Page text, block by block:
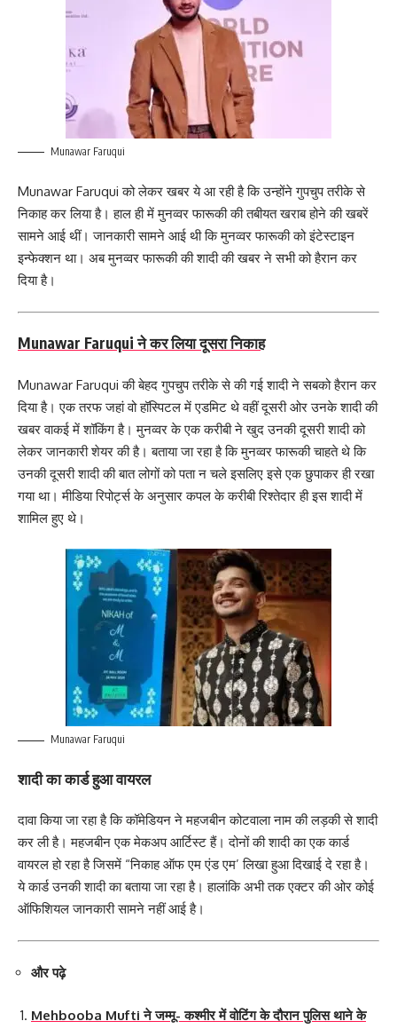
Munawar Faruqui
Munawar Faruqui को लेकर खबर ये आ रही है कि उन्होंने गुपचुप तरीके से
निकाह कर लिया है। हाल ही में मुनव्वर फारूकी की तबीयत खराब होने की खबरें
सामने आई थीं। जानकारी सामने आई थी कि मुनव्वर फारूकी को इंटेस्टाइन
इन्फेक्शन था। अब मुनव्वर फारूकी की शादी की खबर ने सभी को हैरान कर
दिया है।
Munawar Faruqui ने कर लिया दूसरा निकाह
Munawar Faruqui की बेहद गुपचुप तरीके से की गई शादी ने सबको हैरान कर
दिया है। एक तरफ जहां वो हॉस्पिटल में एडमिट थे वहीं दूसरी ओर उनके शादी की
खबर वाकई में शॉकिंग है। मुनव्वर के एक करीबी ने खुद उनकी दूसरी शादी को
लेकर जानकारी शेयर की है। बताया जा रहा है कि मुनव्वर फारूकी चाहते थे कि
उनकी दूसरी शादी की बात लोगों को पता न चले इसलिए इसे एक छुपाकर ही रखा
गया था। मीडिया रिपोर्ट्स के अनुसार कपल के करीबी रिश्तेदार ही इस शादी में
शामिल हुए थे।
Munawar Faruqui
शादी का कार्ड हुआ वायरल
दावा किया जा रहा है कि कॉमेडियन ने महजबीन कोटवाला नाम की लड़की से शादी
कर ली है। महजबीन एक मेकअप आर्टिस्ट हैं। दोनों की शादी का एक कार्ड
वायरल हो रहा है जिसमें “निकाह ऑफ एम एंड एम’ लिखा हुआ दिखाई दे रहा है।
ये कार्ड उनकी शादी का बताया जा रहा है। हालांकि अभी तक एक्टर की ओर कोई
ऑफिशियल जानकारी सामने नहीं आई है।
और पढ़े
Mehbooba Mufti ने जम्मू- कश्मीर में वोटिंग के दौरान पुलिस थाने के